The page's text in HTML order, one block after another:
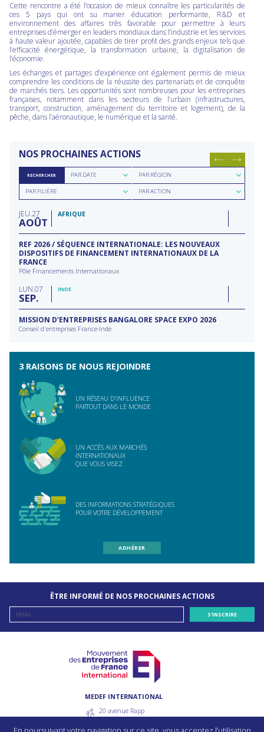
Cette rencontre a été l’occasion de mieux connaître les particularités de
ces 5 pays qui ont su marier éducation performante, R&D et
environnement des affaires très favorable pour permettre à leurs
entreprises d’émerger en leaders mondiaux dans l’industrie et les services
à haute valeur ajoutée, capables de tirer profit des grands enjeux tels que
l’efficacité énergétique, la transformation urbaine, la digitalisation de
l’économie.
Les échanges et partages d’expérience ont également permis de mieux
comprendre les conditions de la réussite des partenariats et de conquête
de marchés tiers. Les opportunités sont nombreuses pour les entreprises
françaises, notamment dans les secteurs de l’urbain (infrastructures,
transport, construction, aménagement du territoire et logement), de la
pêche, dans l’aéronautique, le numérique et la santé.
NOS PROCHAINES ACTIONS
RECHERCHER
Rechercher
parPAR DATE
Rechercher
par
région
PAR RÉGION
Rechercher
parPAR FILIÈRE
Rechercher
parPAR ACTION
JEU 27
AOÛT
AFRIQUE
REF 2026 / SÉQUENCE INTERNATIONALE: LES NOUVEAUX
DISPOSITIFS DE FINANCEMENT INTERNATIONAUX DE LA
FRANCE
Pôle Financements Internationaux
LUN 07
SEP
INDE
MISSION D’ENTREPRISES BANGALORE SPACE EXPO 2026
Conseil d'entreprises France-Inde
3 RAISONS DE NOUS REJOINDRE
UN RÉSEAU D'INFLUENCE
PARTOUT DANS LE MONDE
UN ACCÈS AUX MARCHÉS
INTERNATIONAUX
QUE VOUS VISEZ
DES INFORMATIONS STRATÉGIQUES
POUR VOTRE DÉVELOPPEMENT
ADHÉRER
ÊTRE INFORMÉ DE NOS PROCHAINES ACTIONS
MEDEF INTERNATIONAL
20 avenue Rapp
75007 Paris - France